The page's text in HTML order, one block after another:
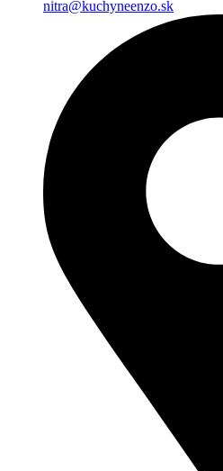
nitra@kuchyneenzo.sk